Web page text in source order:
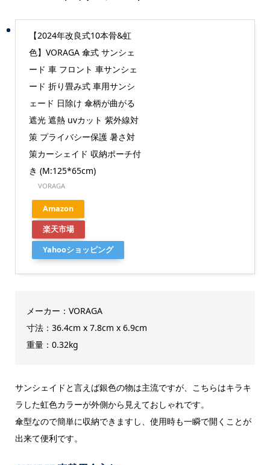
【2024年改良式10本骨&虹
色】VORAGA 傘式 サンシェ
ード 車 フロント 車サンシェ
ード 折り畳み式 車用サンシ
ェード 日除け 傘柄が曲がる
遮光 遮熱 uvカット 紫外線対
策 プライバシー保護 暑さ対
策カーシェイド 収納ポーチ付
き (M:125*65cm)
VORAGA
Amazon
楽天市場
Yahooショッピング
メーカー：VORAGA
寸法：36.4cm x 7.8cm x 6.9cm
重量：0.32kg
サンシェイドと言えば銀色の物は主流ですが、こちらはキラキ
ラした虹色カラーが外側から見えておしゃれです。
傘型なので簡単に収納できますし、使用時も一瞬で開くことが
出来て便利です。